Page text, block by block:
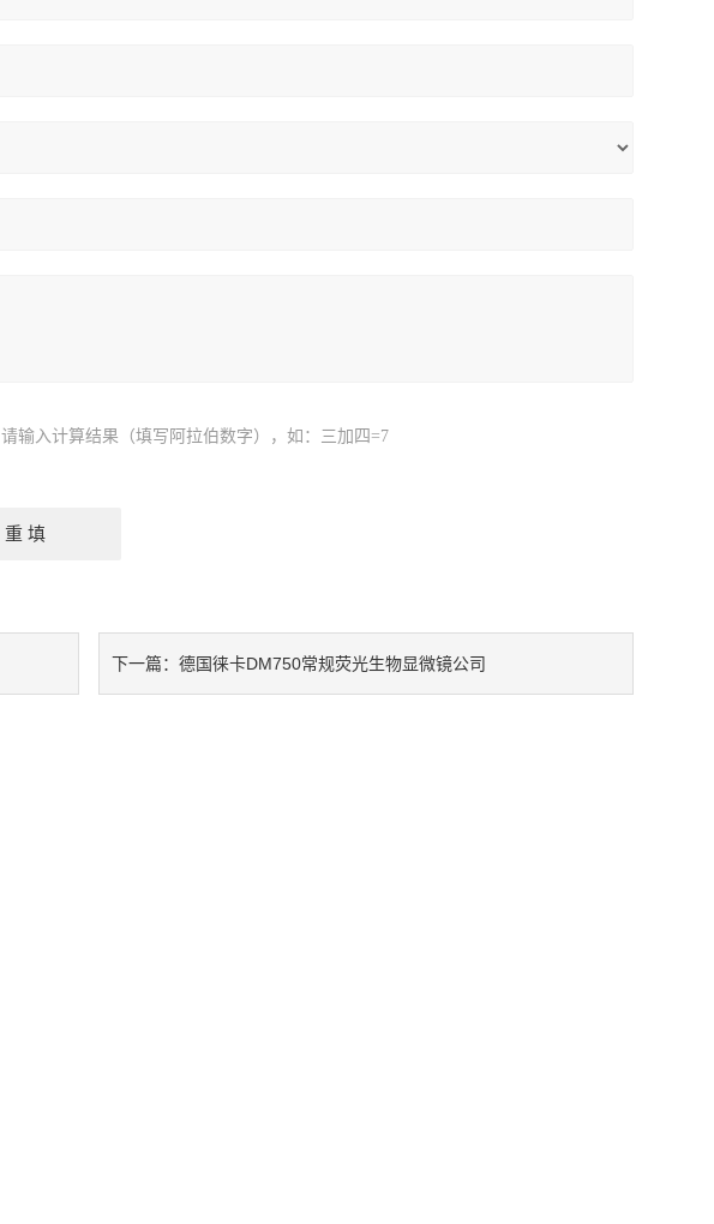
请输入计算结果（填写阿拉伯数字），如：三加四=7
下一篇：德国徕卡DM750常规荧光生物显微镜公司